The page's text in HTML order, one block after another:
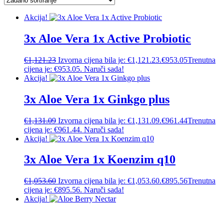
Akcija!
3x Aloe Vera 1x Active Probiotic
€1,121.23 Izvorna cijena bila je: €1,121.23.€953.05Trenutna
cijena je: €953.05. Naruči sada!
Akcija!
3x Aloe Vera 1x Ginkgo plus
€1,131.09 Izvorna cijena bila je: €1,131.09.€961.44Trenutna
cijena je: €961.44. Naruči sada!
Akcija!
3x Aloe Vera 1x Koenzim q10
€1,053.60 Izvorna cijena bila je: €1,053.60.€895.56Trenutna
cijena je: €895.56. Naruči sada!
Akcija!